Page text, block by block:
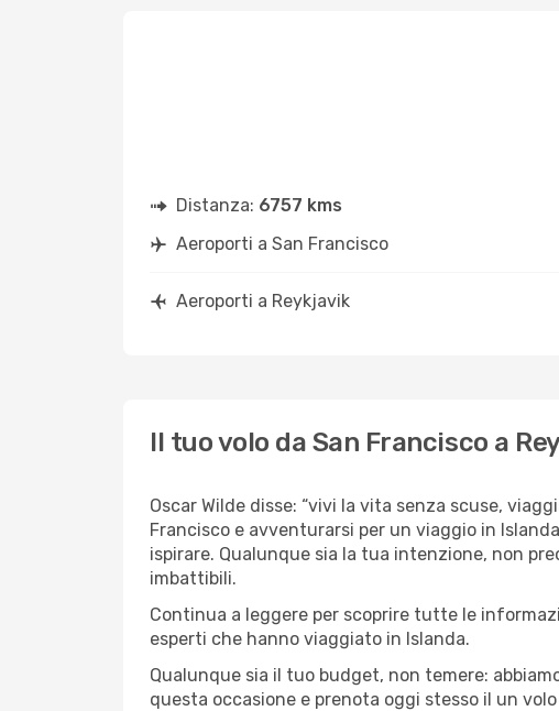
Distanza: 6757 kms
Aeroporti a San Francisco
Aeroporti a Reykjavik
Il tuo volo da San Francisco a
Oscar Wilde disse: “vivi la vita senza scuse,
Francisco e avventurarsi per un viaggio in
ispirare. Qualunque sia la tua intenzione, non
imbattibili.
Continua a leggere per scoprire tutte le
esperti che hanno viaggiato in Islanda.
Qualunque sia il tuo budget, non temere:
questa occasione e prenota oggi stesso il un volo